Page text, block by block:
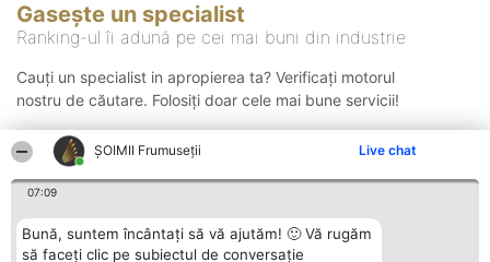
ȘOIMII Frumuseții Live chat
07:09
Bună, suntem încântați să vă ajutăm! 🙂 Vă rugăm
să faceți clic pe subiectul de conversație
Gasește un specialist
Ranking-ul îi adună pe cei mai buni din industrie
Cauți un specialist in apropierea ta? Verificați motorul
nostru de căutare. Folosiți doar cele mai bune servicii!